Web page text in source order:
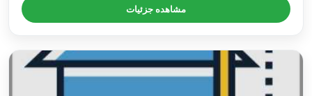
مشاهده جزئیات